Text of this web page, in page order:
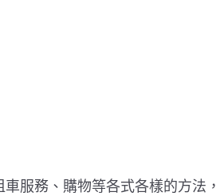
服務、購物等各式各樣的方法，